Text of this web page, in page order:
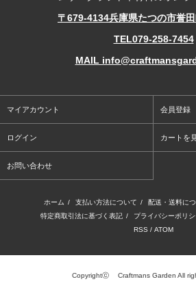
〒679-4134兵庫県たつの市誉
TEL079-258-7454
MAIL
マイアカウント 会員登録
ログイン カートを
お問い合わせ
ホーム / 支払い方法について / 配送・送料に
特定商取引法に基づく表記 / プライバシーポリシ
RSS / ATOM
Copyrightⓒ Craftmans Garden All